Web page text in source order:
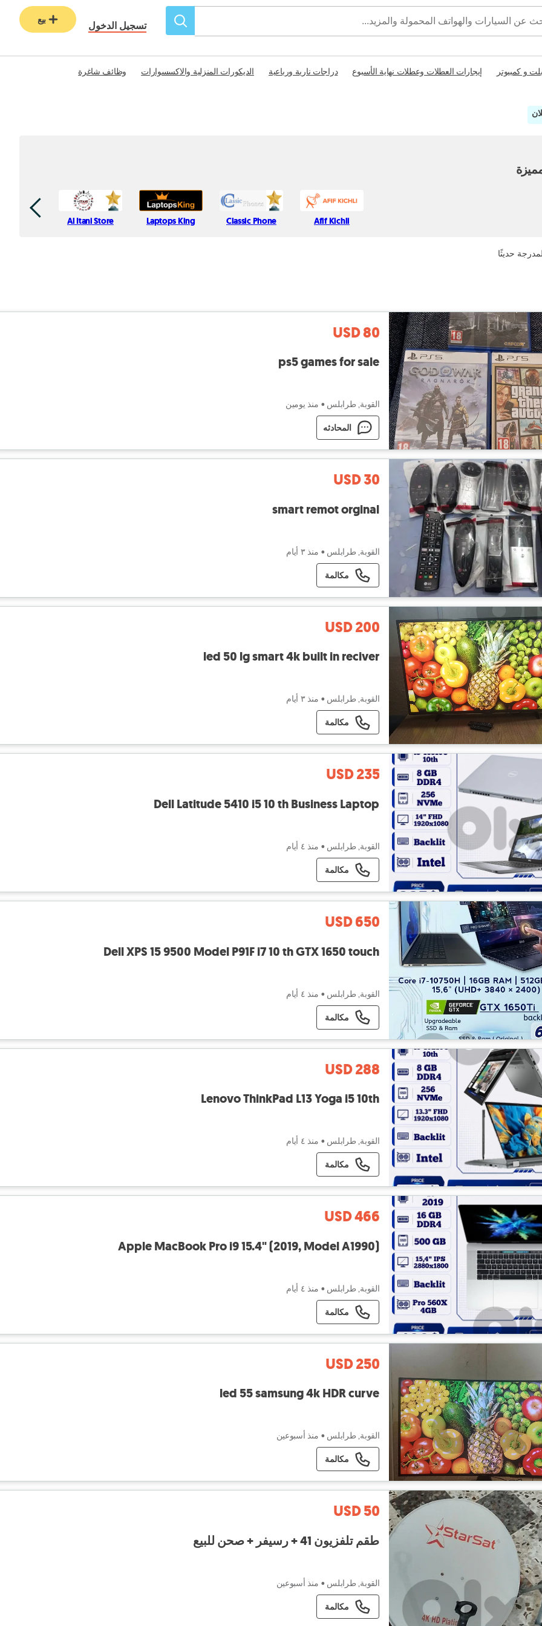
تسجيل الدخول
بيع
و كمبيوتر إيجارات العطلات وعطلات نهاية الأسبوع دراجات نارية ورباعية الديكورات المنزلية والاكسسوارات
وظائف شاغرة
Al Itani Store Laptops King Classic Phone Afif Kichli
حديثًا
USD 80
ps5 games for sale
القوبة, طرابلس • منذ يومين
المحادثه
USD 30
smart remot orginal
القوبة, طرابلس • منذ ٣ أيام
مكالمة
USD 200
led 50 lg smart 4k built in reciver
القوبة, طرابلس • منذ ٣ أيام
مكالمة
USD 235
Dell Latitude 5410 i5 10 th Business Laptop
القوبة, طرابلس • منذ ٤ أيام
مكالمة
USD 650
Dell XPS 15 9500 Model P91F i7 10 th GTX 1650 touch
القوبة, طرابلس • منذ ٤ أيام
مكالمة
USD 288
Lenovo ThinkPad L13 Yoga i5 10th
القوبة, طرابلس • منذ ٤ أيام
مكالمة
USD 466
Apple MacBook Pro i9 15.4" (2019, Model A1990)
القوبة, طرابلس • منذ ٤ أيام
مكالمة
USD 250
led 55 samsung 4k HDR curve
القوبة, طرابلس • منذ أسبوعين
مكالمة
USD 50
طقم تلفزيون 41 + رسيفر + صحن للبيع
القوبة, طرابلس • منذ أسبوعين
مكالمة